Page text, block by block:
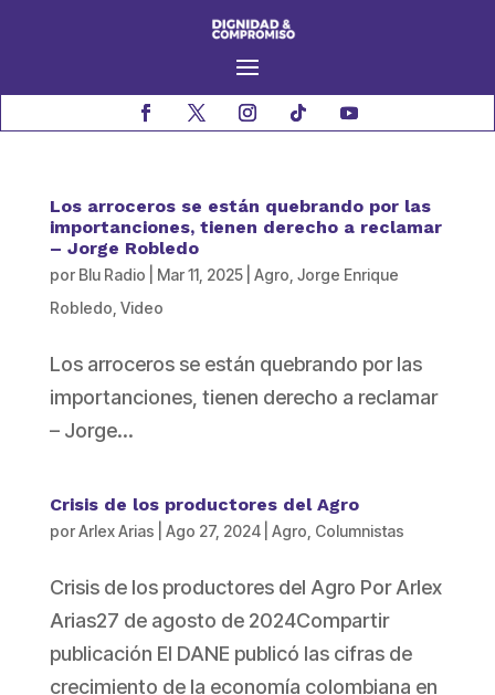
Los arroceros se están quebrando por las
importanciones, tienen derecho a reclamar
– Jorge Robledo
por Blu Radio Mar 11, 2025| Agro Jorge Enrique
Robledo Video
Los arroceros se están quebrando por las
importanciones, tienen derecho a reclamar
– Jorge...
Crisis de los productores del Agro
porArlex Arias Ago 27, 2024| Agro Columnistas
Crisis de los productores del Agro Por Arlex
Arias27 de agosto de 2024Compartir
publicación El DANE publicó las cifras de
crecimiento de la economía colombiana en